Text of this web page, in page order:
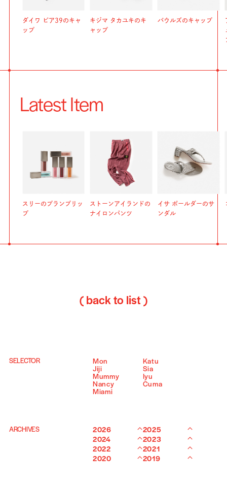
ダイワ ピア39のキャ
ップ
キジマ タカユキのキ
ャップ
バウルズのキャップ
Latest Item
スリーのプランプリッ
プ
ストーンアイランドの
ナイロンパンツ
イサ ボールダーのサ
ンダル
( back to list )
SELECTOR Mon
Katu
Jiji
Sia
Mummy
Iyu
Nancy
Cuma
Miami
ARCHIVES 2026
2025
2024
2023
2022
2021
2020
2019